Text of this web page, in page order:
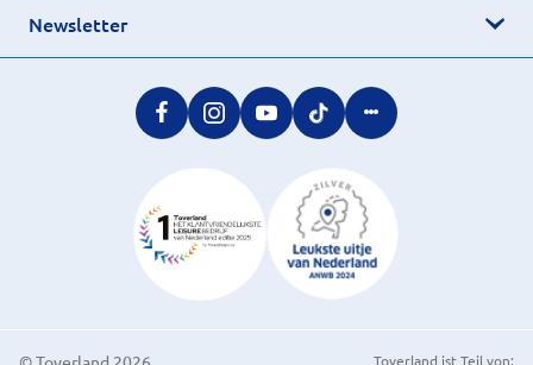
Newsletter
Toverland ist Teil von: